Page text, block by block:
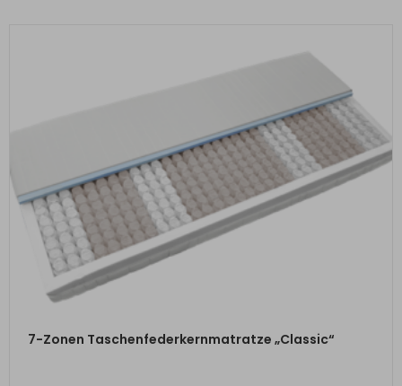
7-Zonen Taschenfederkernmatratze „Classic“